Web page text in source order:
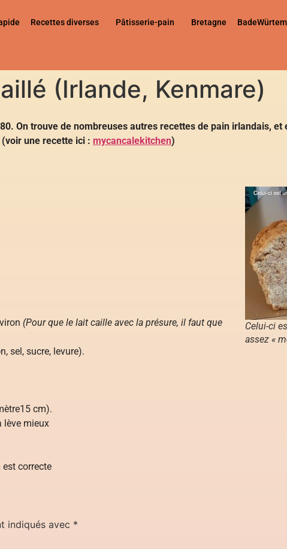
Recettes diverses Pâtisserie-pain Bretagne
(Irlande, Kenmare)
On trouve de nombreuses autres recettes de pain irlandais, et
une recette ici : mycancalekitchen)
Celui-ci
assez «
(Pour que le lait caille avec la présure, il faut que
sel, sucre, levure).
cm).
lève mieux
correcte
indiqués avec *